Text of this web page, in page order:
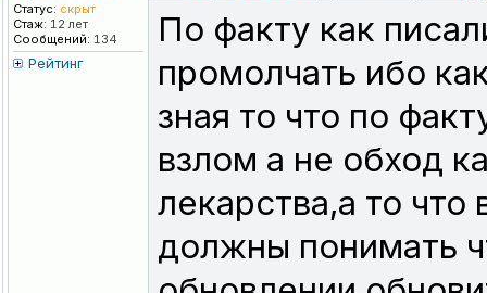
Статус: скрыт
Стаж: 12 лет
Сообщений: 134
Рейтинг
По факту как
промолчать ибо
зная то что по
взлом а не обход
лекарства,а то
должны понимать